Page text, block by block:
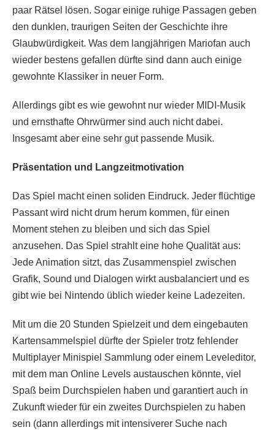
paar Rätsel lösen. Sogar einige ruhige Passagen geben
den dunklen, traurigen Seiten der Geschichte ihre
Glaubwürdigkeit. Was dem langjährigen Mariofan auch
wieder bestens gefallen dürfte sind dann auch einige
gewohnte Klassiker in neuer Form.
Allerdings gibt es wie gewohnt nur wieder MIDI-Musik
und ernsthafte Ohrwürmer sind auch nicht dabei.
Insgesamt aber eine sehr gut passende Musik.
Präsentation und Langzeitmotivation
Das Spiel macht einen soliden Eindruck. Jeder flüchtige
Passant wird nicht drum herum kommen, für einen
Moment stehen zu bleiben und sich das Spiel
anzusehen. Das Spiel strahlt eine hohe Qualität aus:
Jede Animation sitzt, das Zusammenspiel zwischen
Grafik, Sound und Dialogen wirkt ausbalanciert und es
gibt wie bei Nintendo üblich wieder keine Ladezeiten.
Mit um die 20 Stunden Spielzeit und dem eingebauten
Kartensammelspiel dürfte der Spieler trotz fehlender
Multiplayer Minispiel Sammlung oder einem Leveleditor,
mit dem man Online Levels austauschen könnte, viel
Spaß beim Durchspielen haben und garantiert auch in
Zukunft wieder für ein zweites Durchspielen zu haben
sein (dann allerdings mit intensiverer Suche nach